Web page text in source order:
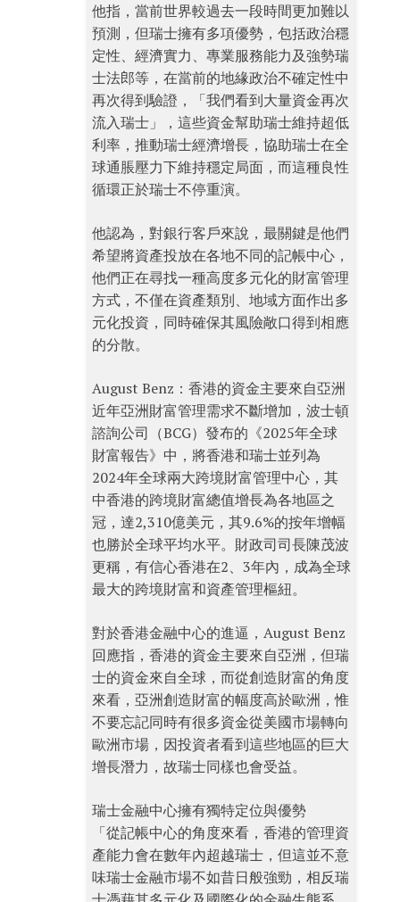
他指，當前世界較過去一段時間更加難以
預測，但瑞士擁有多項優勢，包括政治穩
定性、經濟實力、專業服務能力及強勢瑞
士法郎等，在當前的地緣政治不確定性中
再次得到驗證，「我們看到大量資金再次
流入瑞士」，這些資金幫助瑞士維持超低
利率，推動瑞士經濟增長，協助瑞士在全
球通脹壓力下維持穩定局面，而這種良性
循環正於瑞士不停重演。
他認為，對銀行客戶來說，最關鍵是他們
希望將資產投放在各地不同的記帳中心，
他們正在尋找一種高度多元化的財富管理
方式，不僅在資產類別、地域方面作出多
元化投資，同時確保其風險敞口得到相應
的分散。
August Benz：香港的資金主要來自亞洲
近年亞洲財富管理需求不斷增加，波士頓
諮詢公司（BCG）發布的《2025年全球
財富報告》中，將香港和瑞士並列為
2024年全球兩大跨境財富管理中心，其
中香港的跨境財富總值增長為各地區之
冠，達2,310億美元，其9.6%的按年增幅
也勝於全球平均水平。財政司司長陳茂波
更稱，有信心香港在2、3年內，成為全球
最大的跨境財富和資產管理樞紐。
對於香港金融中心的進逼，August Benz
回應指，香港的資金主要來自亞洲，但瑞
士的資金來自全球，而從創造財富的角度
來看，亞洲創造財富的幅度高於歐洲，惟
不要忘記同時有很多資金從美國市場轉向
歐洲市場，因投資者看到這些地區的巨大
增長潛力，故瑞士同樣也會受益。
瑞士金融中心擁有獨特定位與優勢
「從記帳中心的角度來看，香港的管理資
產能力會在數年內超越瑞士，但這並不意
味瑞士金融市場不如昔日般強勁，相反瑞